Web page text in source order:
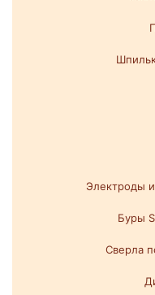
Электроды
Буры
Сверла